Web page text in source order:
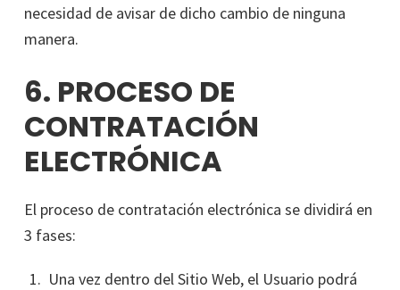
necesidad de avisar de dicho cambio de ninguna
manera.
6. PROCESO DE
CONTRATACIÓN
ELECTRÓNICA
El proceso de contratación electrónica se dividirá en
3 fases:
Una vez dentro del Sitio Web, el Usuario podrá